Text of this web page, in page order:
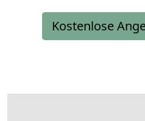
Kostenlose